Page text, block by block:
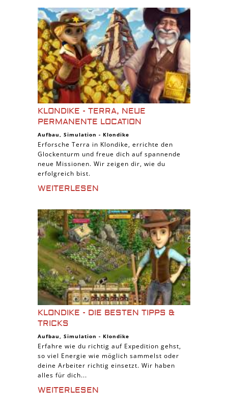
KLONDIKE - TERRA, NEUE
PERMANENTE LOCATION
Aufbau, Simulation - Klondike
Erforsche Terra in Klondike, errichte den
Glockenturm und freue dich auf spannende
neue Missionen. Wir zeigen dir, wie du
erfolgreich bist.
WEITERLESEN
KLONDIKE - DIE BESTEN TIPPS &
TRICKS
Aufbau, Simulation - Klondike
Erfahre wie du richtig auf Expedition gehst,
so viel Energie wie möglich sammelst oder
deine Arbeiter richtig einsetzt. Wir haben
alles für dich...
WEITERLESEN